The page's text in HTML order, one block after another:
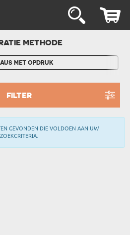
METHODE
MET OPDRUK
FILTER
GEVONDEN DIE VOLDOEN AAN UW
ZOEKCRITERIA.